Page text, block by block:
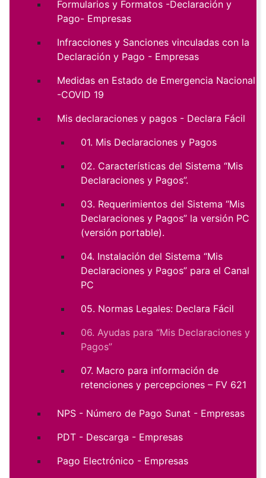
Formularios y Formatos -Declaración y
Pago- Empresas
Infracciones y Sanciones vinculadas con la
Declaración y Pago - Empresas
Medidas en Estado de Emergencia Nacional
-COVID 19
Mis declaraciones y pagos - Declara Fácil
01. Mis Declaraciones y Pagos
02. Características del Sistema “Mis
Declaraciones y Pagos”.
03. Requerimientos del Sistema “Mis
Declaraciones y Pagos” la versión PC
(versión portable).
04. Instalación del Sistema “Mis
Declaraciones y Pagos” para el Canal
PC
05. Normas Legales: Declara Fácil
06. Ayudas para “Mis Declaraciones y
Pagos”
07. Macro para información de
retenciones y percepciones – FV 621
NPS - Número de Pago Sunat - Empresas
PDT - Descarga - Empresas
Pago Electrónico - Empresas